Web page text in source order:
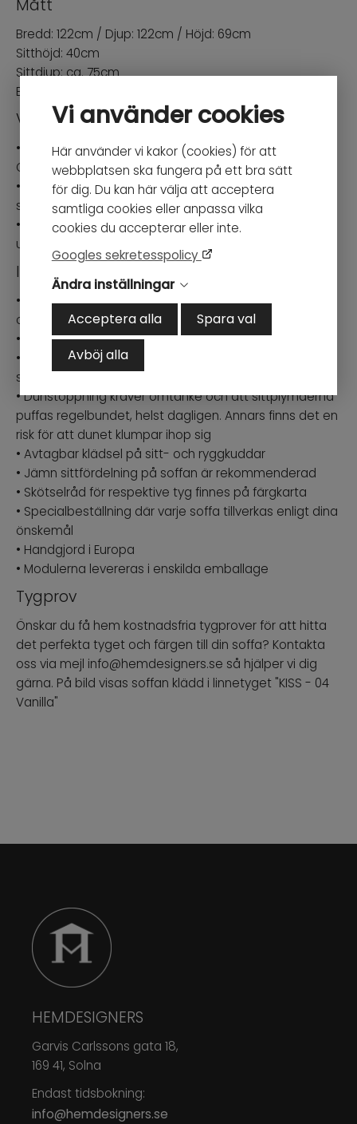
Vi använder cookies
Här använder vi kakor (cookies) för att
webbplatsen ska fungera på ett bra sätt
för dig. Du kan här välja att acceptera
samtliga cookies eller anpassa vilka
cookies du accepterar eller inte.
Googles sekretesspolicy
Ändra inställningar
Acceptera alla
Spara val
Avböj alla
Mått
Bredd: 122cm / Djup: 122cm / Höjd: 69cm
Sitthöjd: 40cm
Sittdjup: ca. 75cm
Bredd armstöd: 30cm
Vid beställning
• Tygval samt sida på modulen skrivs i
Ordermeddelande i Kassan.
• Välj mellan samma sida som på bild alternativt
spegelvänt.
• Efter lagd beställning skickas alltid en skiss av
uppsättningen till kunden för godkännande.
Information
• Djup loungesoffa som finns att välja i flera storlekar
och material
• 2st. prydnadskuddar ingår
• Sittplymåer har en stoppning av kallskum, silikonfiber
samt duntopp som ger en mjuk och härlig komfort
• Dunstoppning kräver omtanke och att sittplymåerna
puffas regelbundet, helst dagligen. Annars finns det en
risk för att dunet klumpar ihop sig
• Avtagbar klädsel på sitt- och ryggkuddar
• Jämn sittfördelning på soffan är rekommenderad
• Skötselråd för respektive tyg finnes på färgkarta
• Specialbeställning där varje soffa tillverkas enligt dina
önskemål
• Handgjord i Europa
• Modulerna levereras i enskilda emballage
Tygprov
Önskar du få hem kostnadsfria tygprover för att hitta
det perfekta tyget och färgen till din soffa? Kontakta
oss via mejl info@hemdesigners.se så hjälper vi dig
gärna. På bild visas soffan klädd i linnetyget "KISS - 04
Vanilla"
HEMDESIGNERS
Garvis Carlssons gata 18,
169 41, Solna
Endast tidsbokning:
info@hemdesigners.se